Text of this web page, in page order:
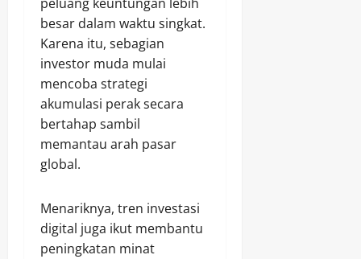
besar dalam waktu singkat.
Karena itu, sebagian
investor muda mulai
mencoba strategi
akumulasi perak secara
bertahap sambil
memantau arah pasar
global.
Menariknya, tren investasi
digital juga ikut membantu
peningkatan minat